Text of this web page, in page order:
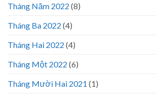
Tháng Năm 2022 (8)
Tháng Ba 2022 (4)
Tháng Hai 2022 (4)
Tháng Một 2022 (6)
Tháng Mười Hai 2021 (1)